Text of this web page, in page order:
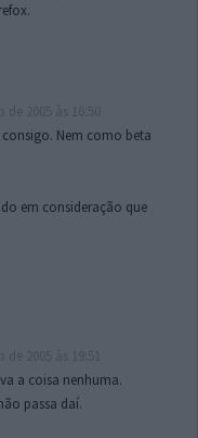
Nem como beta
em consideração que
a coisa nenhuma.
passa daí.